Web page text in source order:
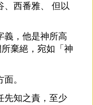
、西番雅、 但以
義，他是神所高
棄絕，宛如「神
。
知之責，至少